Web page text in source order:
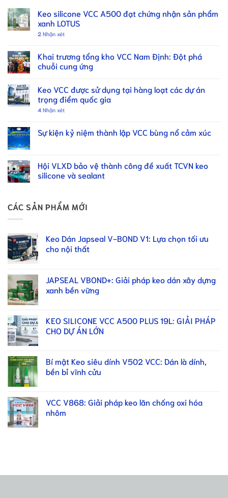
Keo silicone VCC A500 đạt chứng nhận sản phẩm
xanh LOTUS
2 Nhận xét
Khai trương tổng kho VCC Nam Định: Đột phá
chuỗi cung ứng
Keo VCC được sử dụng tại hàng loạt các dự án
trọng điểm quốc gia
4 Nhận xét
Sự kiện kỷ niệm thành lập VCC bùng nổ cảm xúc
Hội VLXD bảo vệ thành công đề xuất TCVN keo
silicone và sealant
CÁC SẢN PHẨM MỚI
Keo Dán Japseal V-BOND V1: Lựa chọn tối ưu
cho nội thất
JAPSEAL VBOND+: Giải pháp keo dán xây dựng
xanh bền vững
KEO SILICONE VCC A500 PLUS 19L: GIẢI PHÁP
CHO DỰ ÁN LỚN
Bí mật Keo siêu dính V502 VCC: Dán là dính,
bền bỉ vĩnh cửu
VCC V868: Giải pháp keo lăn chống oxi hóa
nhôm